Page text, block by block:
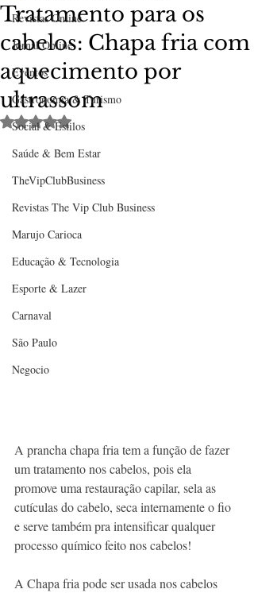
Revistas Online
Jornal Online
Eventos
Gastronomia & Turismo
Social & Estilos
Saúde & Bem Estar
TheVipClubBusiness
Revistas The Vip Club Business
Marujo Carioca
Educação & Tecnologia
Esporte & Lazer
Carnaval
São Paulo
Negocio
Tratamento para os
cabelos: Chapa fria com
aquecimento por
ultrassom
Avaliado com NaN de 5 estrelas.
A prancha chapa fria tem a função de fazer
um tratamento nos cabelos, pois ela
promove uma restauração capilar, sela as
cutículas do cabelo, seca internamente o fio
e serve também pra intensificar qualquer
processo químico feito nos cabelos!
A Chapa fria pode ser usada nos cabelos